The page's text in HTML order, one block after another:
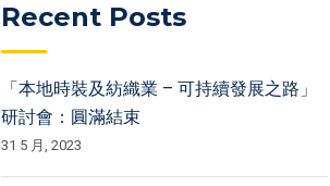
Recent Posts
「本地時裝及紡織業 – 可持續發展之路」
研討會：圓滿結束
31 5 月, 2023